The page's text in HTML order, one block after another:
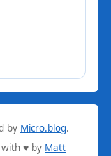
by Micro.blog.
♥ by Matt